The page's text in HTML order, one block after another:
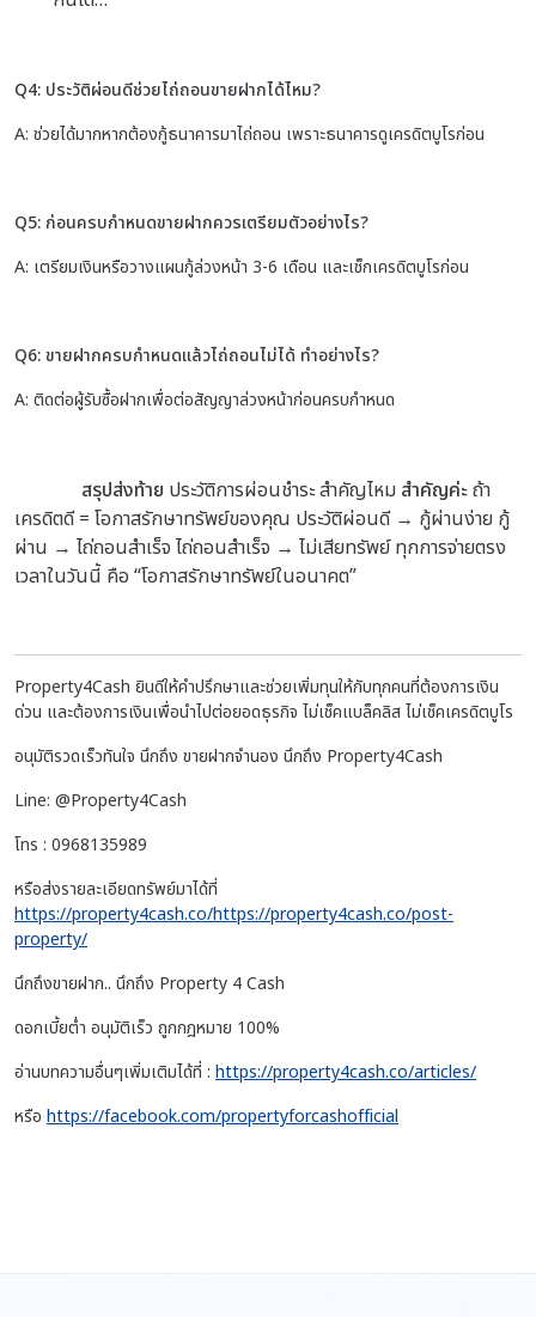
Q4: ประวัติผ่อนดีช่วยไถ่ถอนขายฝากได้ไหม?
A: ช่วยได้มากหากต้องกู้ธนาคารมาไถ่ถอน เพราะธนาคารดูเครดิตบูโรก่อน
Q5: ก่อนครบกำหนดขายฝากควรเตรียมตัวอย่างไร?
A: เตรียมเงินหรือวางแผนกู้ล่วงหน้า 3-6 เดือน และเช็กเครดิตบูโรก่อน
Q6: ขายฝากครบกำหนดแล้วไถ่ถอนไม่ได้ ทำอย่างไร?
A: ติดต่อผู้รับซื้อฝากเพื่อต่อสัญญาล่วงหน้าก่อนครบกำหนด
สรุปส่งท้าย ประวัติการผ่อนชำระ สำคัญไหม สำคัญค่ะถ้า
เครดิตดี = โอกาสรักษาทรัพย์ของคุณ ประวัติผ่อนดี → กู้ผ่านง่าย กู้
ผ่าน → ไถ่ถอนสำเร็จ ไถ่ถอนสำเร็จ → ไม่เสียทรัพย์ทุกการจ่ายตรง
เวลาในวันนี้ คือ “โอกาสรักษาทรัพย์ในอนาคต”
Property4Cash ยินดีให้คำปรึกษาและช่วยเพิ่มทุนให้กับทุกคนที่ต้องการเงิน
ด่วน และต้องการเงินเพื่อนำไปต่อยอดธุรกิจ ไม่เช็คแบล็คลิส ไม่เช็คเครดิตบูโร
อนุมัติรวดเร็วทันใจ นึกถึง ขายฝากจำนอง นึกถึง Property4Cash
Line: @Property4Cash
โทร : 0968135989
หรือส่งรายละเอียดทรัพย์มาได้ที่
https://property4cash.co/https://property4cash.co/post-
property/
นึกถึงขายฝาก.. นึกถึง Property 4 Cash
ดอกเบี้ยต่ำ อนุมัติเร็ว ถูกกฎหมาย 100%
อ่านบทความอื่นๆเพิ่มเติมได้ที่ : https://property4cash.co/articles/
หรือ https://facebook.com/propertyforcashofficial